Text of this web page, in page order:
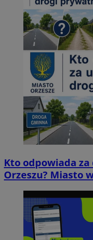
Kto odpowiada
Orzeszu? Miasto